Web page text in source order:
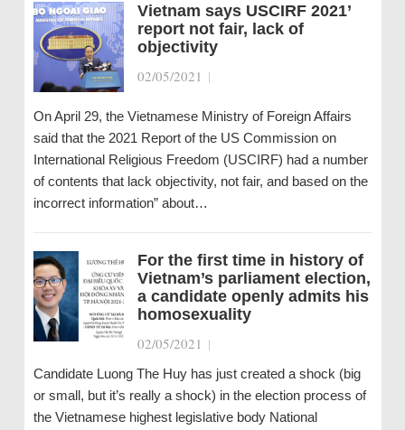
Vietnam says USCIRF 2021’
report not fair, lack of
objectivity
02/05/2021 |
On April 29, the Vietnamese Ministry of Foreign Affairs
said that the 2021 Report of the US Commission on
International Religious Freedom (USCIRF) had a number
of contents that lack objectivity, not fair, and based on the
incorrect information” about…
For the first time in history of
Vietnam’s parliament election,
a candidate openly admits his
homosexuality
02/05/2021 |
Candidate Luong The Huy has just created a shock (big
or small, but it’s really a shock) in the election process of
the Vietnamese highest legislative body National